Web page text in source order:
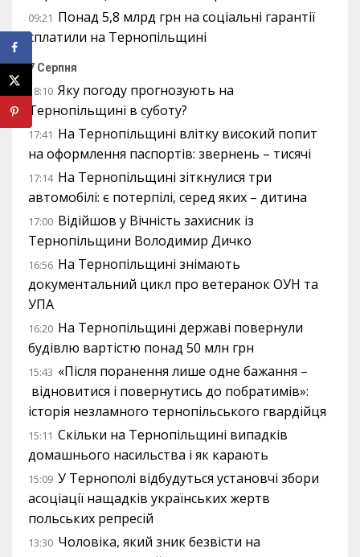
09:21 Понад 5,8 млрд грн на соціальні гарантії
сплатили на Тернопільщині
7 Серпня
18:10 Яку погоду прогнозують на
Тернопільщині в суботу?
17:41 На Тернопільщині влітку високий попит
на оформлення паспортів: звернень – тисячі
17:14 На Тернопільщині зіткнулися три
автомобілі: є потерпілі, серед яких – дитина
17:00 Відійшов у Вічність захисник із
Тернопільщини Володимир Дичко
16:56 На Тернопільщині знімають
документальний цикл про ветеранок ОУН та
УПА
16:20 На Тернопільщині державі повернули
будівлю вартістю понад 50 млн грн
15:43 «Після поранення лише одне бажання –
відновитися і повернутись до побратимів»:
історія незламного тернопільського гвардійця
15:11 Скільки на Тернопільщині випадків
домашнього насильства і як карають
15:09 У Тернополі відбудуться установчі збори
асоціації нащадків українських жертв
польських репресій
13:30 Чоловіка, який зник безвісти на